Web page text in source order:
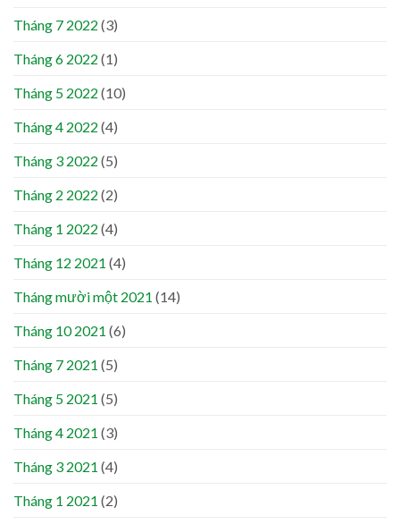
Tháng 7 2022 (3)
Tháng 6 2022 (1)
Tháng 5 2022 (10)
Tháng 4 2022 (4)
Tháng 3 2022 (5)
Tháng 2 2022 (2)
Tháng 1 2022 (4)
Tháng 12 2021 (4)
Tháng mười một 2021 (14)
Tháng 10 2021 (6)
Tháng 7 2021 (5)
Tháng 5 2021 (5)
Tháng 4 2021 (3)
Tháng 3 2021 (4)
Tháng 1 2021 (2)